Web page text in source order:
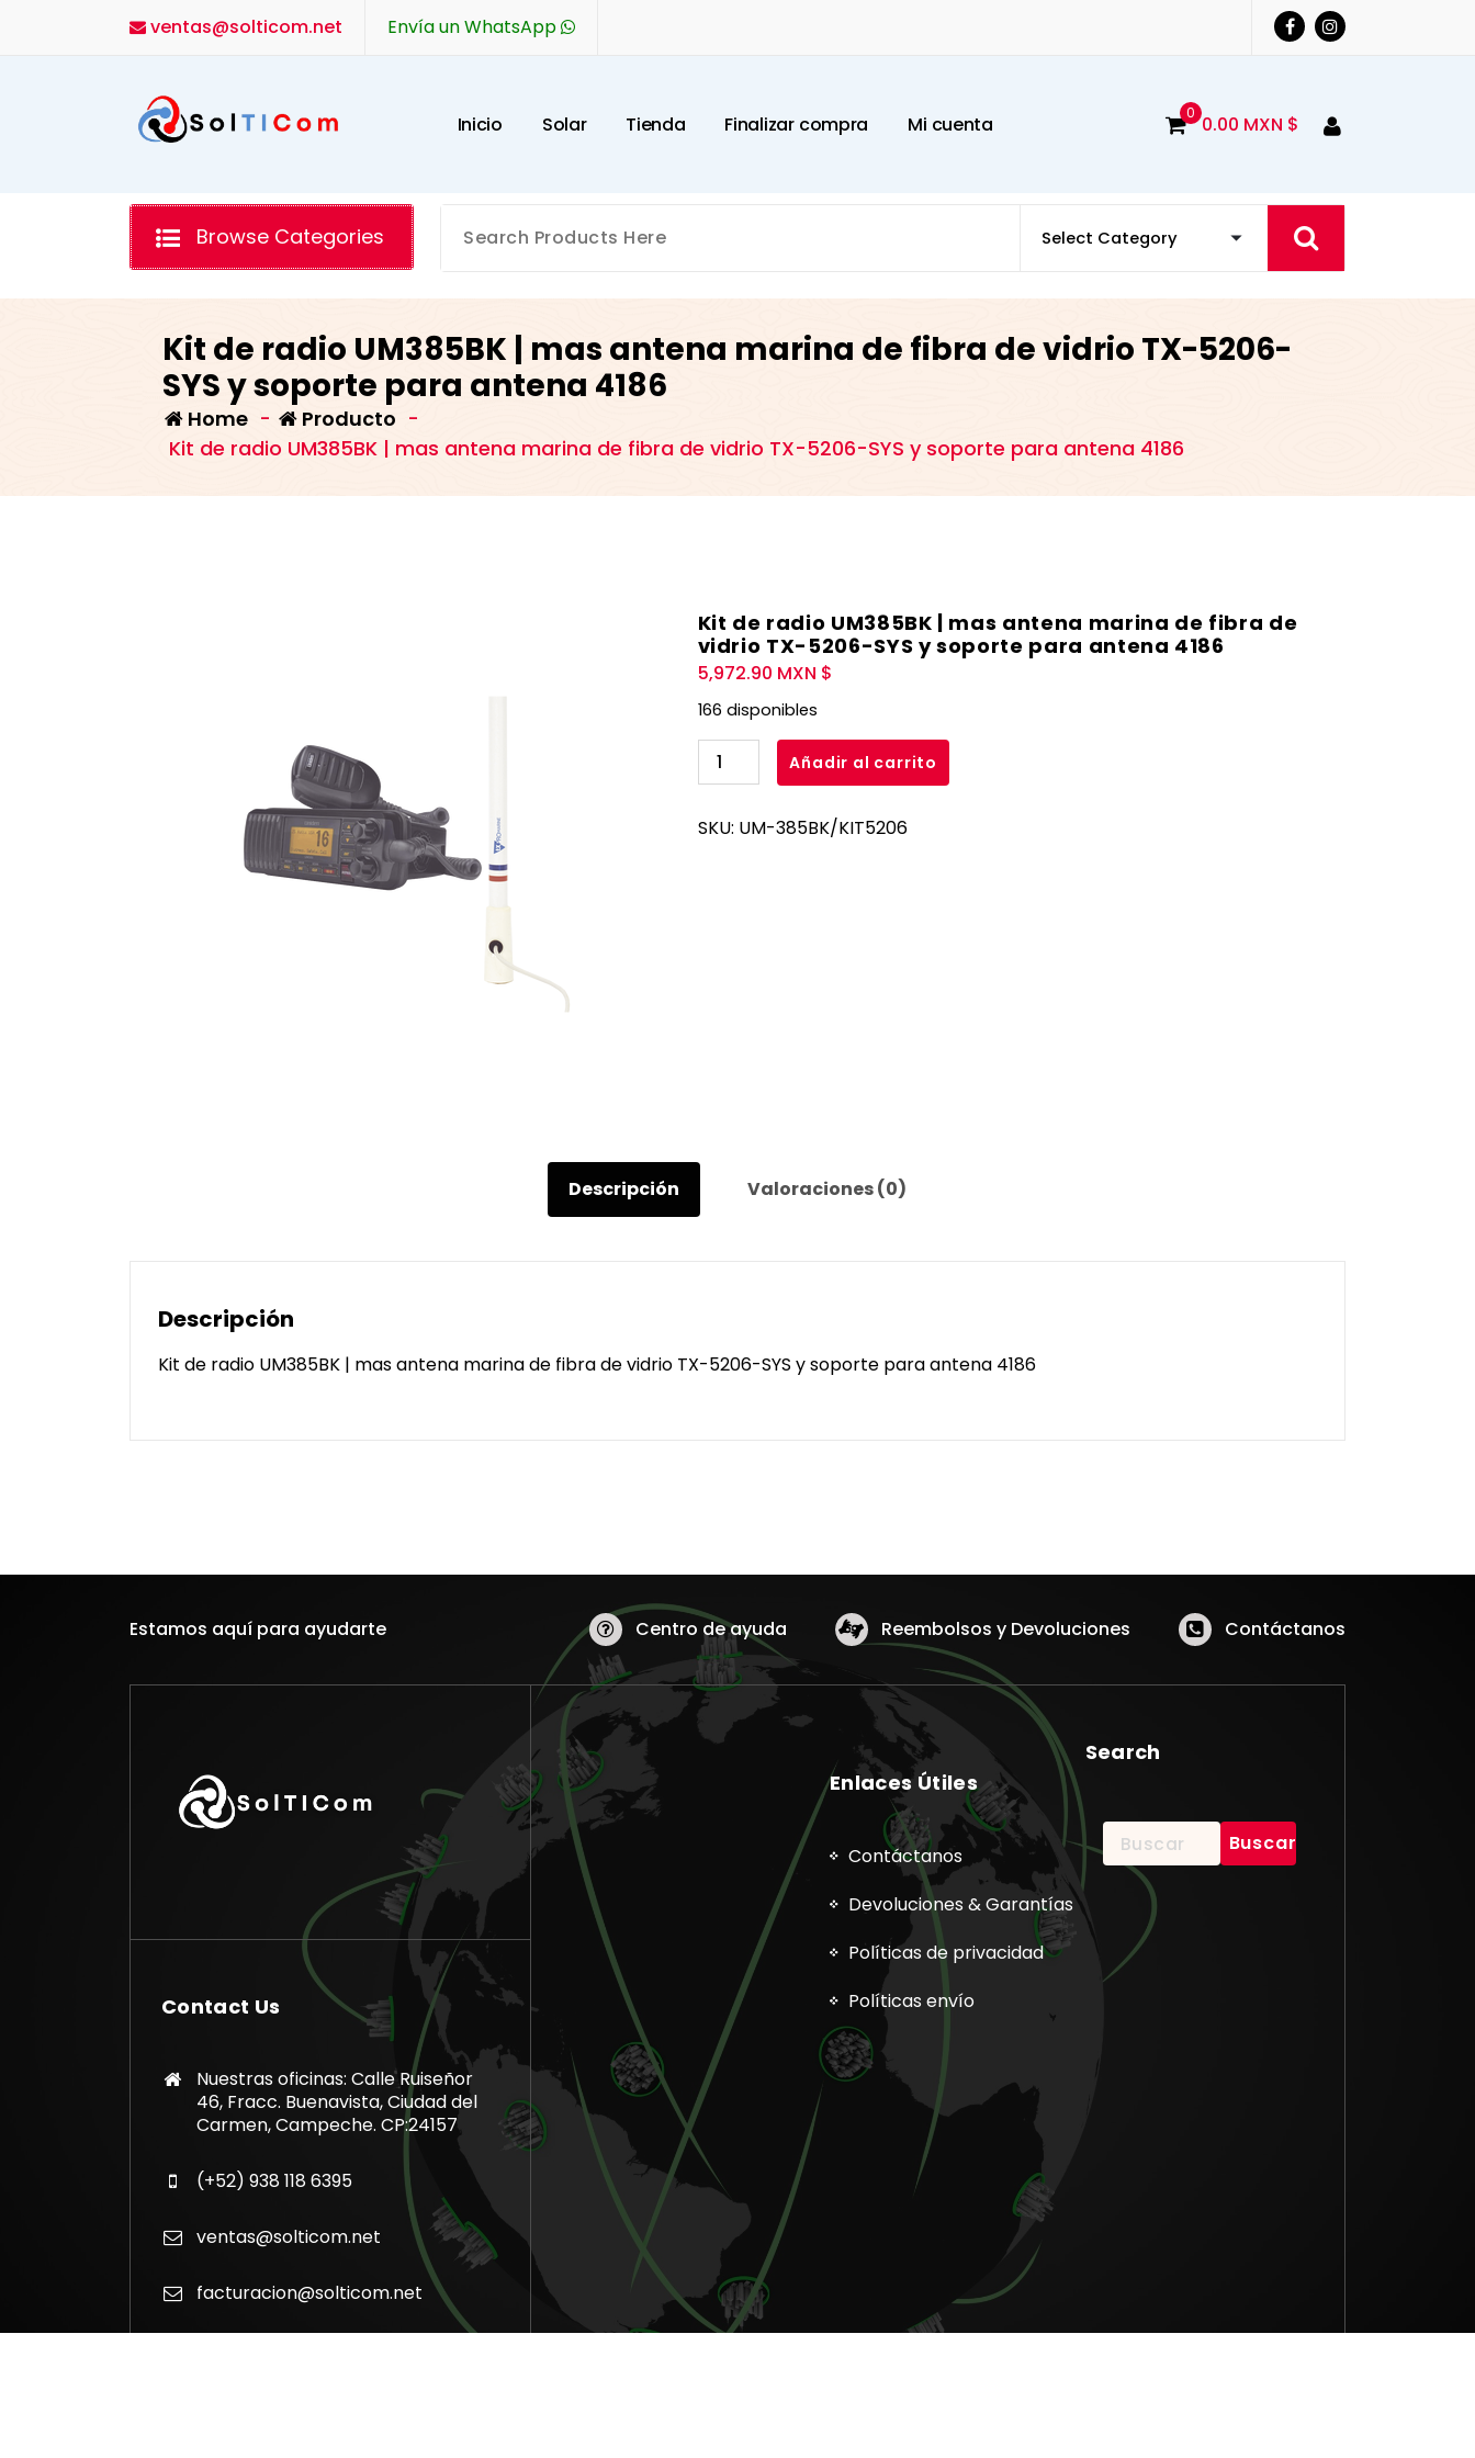
ventas@solticom.net Envía un WhatsApp
Inicio Solar Tienda Finalizar compra Mi cuenta 0 0.00 MXN $
Browse Categories
Kit de radio UM385BK | mas antena marina de fibra de vidrio TX-5206-
SYS y soporte para antena 4186
Home - Producto -
Kit de radio UM385BK | mas antena marina de fibra de vidrio TX-5206-SYS y soporte para antena 4186
Kit de radio UM385BK | mas antena marina de fibra de
vidrio TX-5206-SYS y soporte para antena 4186
5,972.90 MXN $
166 disponibles
Kit
de
UM385BK
soporte
antena
Añadir al carrito
SKU: UM-385BK/KIT5206
Descripción Valoraciones (0)
Descripción
Kit de radio UM385BK | mas antena marina de fibra de vidrio TX-5206-SYS y soporte para antena 4186
Estamos aquí para ayudarte Centro de ayuda Reembolsos y Devoluciones Contáctanos
Contact Us
Nuestras oficinas: Calle Ruiseñor
46, Fracc. Buenavista, Ciudad del
Carmen, Campeche. CP:24157
(+52) 938 118 6395
ventas@solticom.net
facturacion@solticom.net
Enlaces Útiles
Contáctanos
Devoluciones & Garantías
Políticas de privacidad
Políticas envío
Search
Buscar: